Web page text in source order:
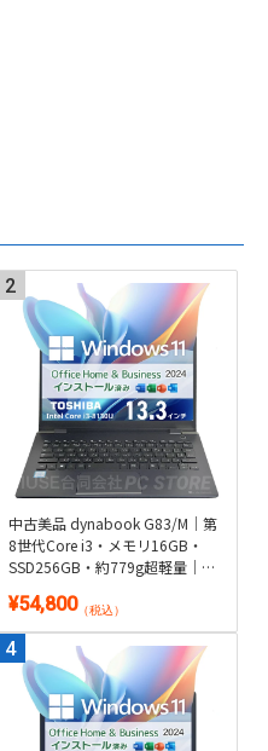
中古美品 dynabook G83/M｜第
8世代Core i3・メモリ16GB・
SSD256GB・約779g超軽量｜
2024付き
¥54,800（税込）